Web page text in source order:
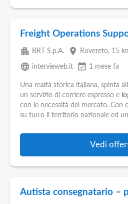
Freight Operations
apartment BRT S.p.A. place Rovereto, 15
language intervieweb.it event_available 1 mese fa
Una realtà storica italiana, spinta
un servizio di corriere espresso e
con le necessità del mercato. Con
su tutto il territorio nazionale ed
Vedi
Autista consegnatario –